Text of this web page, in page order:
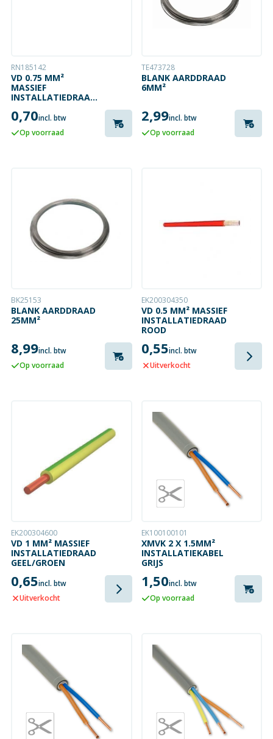
RN185142
VD 0.75 MM²
MASSIEF
INSTALLATIEDRAAD
0,70incl. btw
Op voorraad
TE473728
BLANK AARDDRAAD
6MM²
2,99incl. btw
Op voorraad
BK25153
BLANK AARDDRAAD
25MM²
8,99incl. btw
Op voorraad
EK200304350
VD 0.5 MM² MASSIEF
INSTALLATIEDRAAD
ROOD
0,55incl. btw
Uitverkocht
EK200304600
VD 1 MM² MASSIEF
INSTALLATIEDRAAD
GEEL/GROEN
0,65incl. btw
Uitverkocht
EK100100101
XMVK 2 X 1.5MM²
INSTALLATIEKABEL
GRIJS
1,50incl. btw
Op voorraad